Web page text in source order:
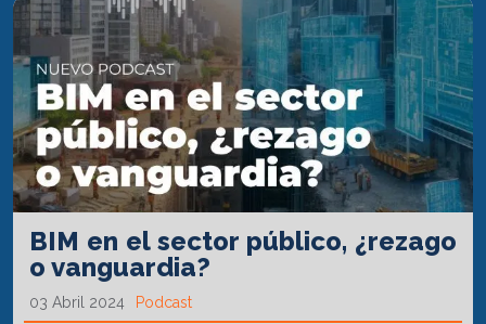
BIM en el sector público, ¿rezago
o vanguardia?
03 Abril 2024 Podcast